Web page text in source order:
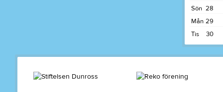
28
Sön
29
Mån
30
Tis